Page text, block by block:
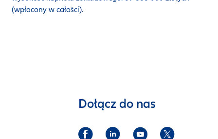
(wpłacony w całości).
Dołącz do nas